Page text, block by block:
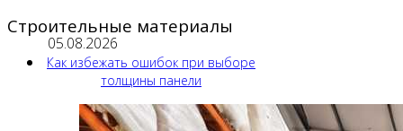
Строительные материалы
05.08.2026
Как избежать ошибок при выборе
толщины панели